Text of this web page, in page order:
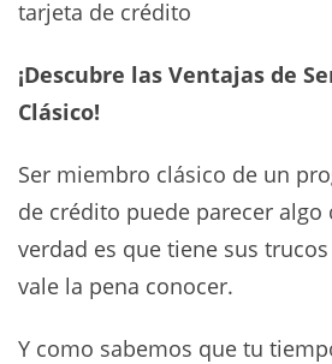
tarjeta de crédito
¡Descubre las Ventajas de
Clásico!
Ser miembro clásico de un
de crédito puede parecer algo
verdad es que tiene sus
vale la pena conocer.
Y como sabemos que tu